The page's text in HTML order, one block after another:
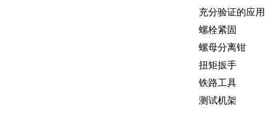
充分验证的应
螺栓紧固
螺母分离钳
扭矩扳手
铁路工具
测试机架